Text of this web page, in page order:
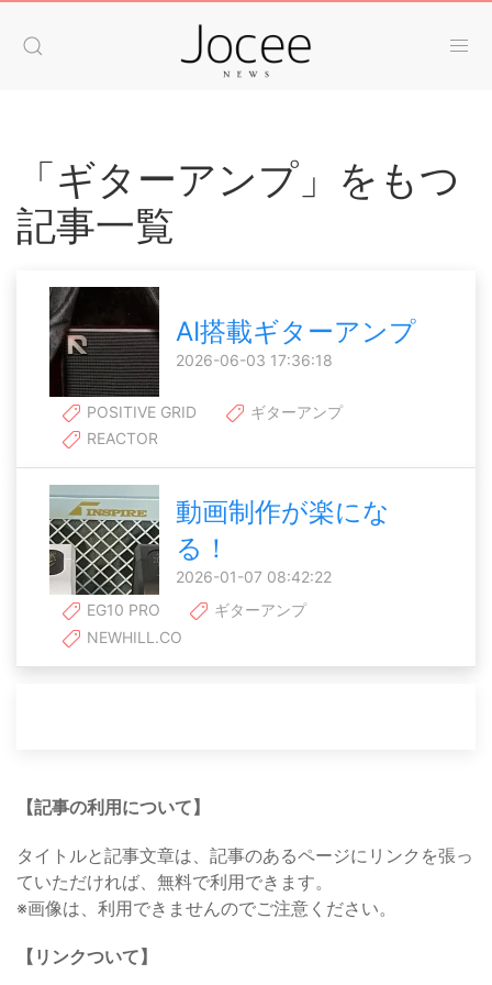
「ギターアンプ」をもつ
記事一覧
AI搭載ギターアンプ
2026-06-03 17:36:18
POSITIVE GRID
ギターアンプ
REACTOR
動画制作が楽にな
る！
2026-01-07 08:42:22
EG10 PRO
ギターアンプ
NEWHILL.CO
【記事の利用について】
タイトルと記事文章は、記事のあるページにリンクを張っ
ていただければ、無料で利用できます。
※画像は、利用できませんのでご注意ください。
【リンクついて】